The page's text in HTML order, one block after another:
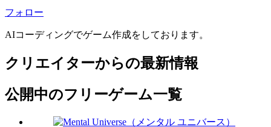
フォロー
AIコーディングでゲーム作成をしております。
クリエイターからの最新情報
公開中のフリーゲーム一覧